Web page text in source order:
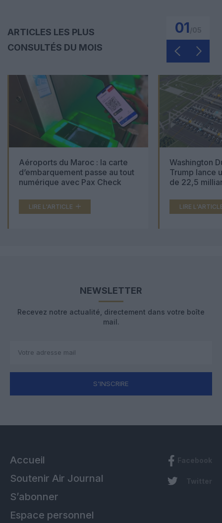
ARTICLES LES PLUS
CONSULTÉS DU MOIS
01
Aéroports du Maroc : la carte
d’embarquement passe au tout
numérique avec Pax Check
LIRE L'ARTICLE
Washington
Trump lance
de 22,5
LIRE
NEWSLETTER
Recevez notre actualité, directement dans votre boîte
mail.
S'INSCRIRE
Accueil
Soutenir Air Journal
S’abonner
Espace personnel